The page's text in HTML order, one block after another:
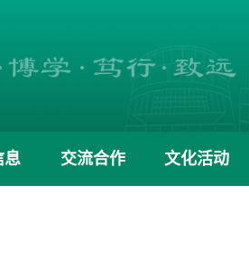
息 交流合作 文化活动